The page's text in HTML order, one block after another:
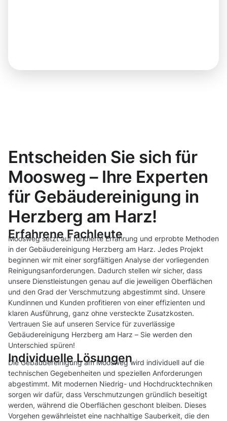
Entscheiden Sie sich für
Moosweg – Ihre Experten
für Gebäudereinigung in
Herzberg am Harz!
Erfahrene Fachleute
Moosweg setzt auf fundierte Erfahrung und erprobte Methoden
in der Gebäudereinigung Herzberg am Harz. Jedes Projekt
beginnen wir mit einer sorgfältigen Analyse der vorliegenden
Reinigungsanforderungen. Dadurch stellen wir sicher, dass
unsere Dienstleistungen genau auf die jeweiligen Oberflächen
und den Grad der Verschmutzung abgestimmt sind. Unsere
Kundinnen und Kunden profitieren von einer effizienten und
klaren Ausführung, ganz ohne versteckte Zusatzkosten.
Vertrauen Sie auf unseren Service für zuverlässige
Gebäudereinigung Herzberg am Harz – Sie werden den
Unterschied spüren!
Individuelle Lösungen
Die Gebäudereinigung am Moosweg wird individuell auf die
technischen Gegebenheiten und speziellen Anforderungen
abgestimmt. Mit modernen Niedrig- und Hochdrucktechniken
sorgen wir dafür, dass Verschmutzungen gründlich beseitigt
werden, während die Oberflächen geschont bleiben. Dieses
Vorgehen gewährleistet eine nachhaltige Sauberkeit, die den